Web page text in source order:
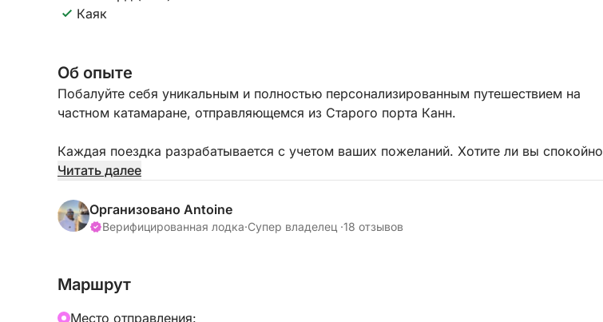
Каяк
Об опыте
Побалуйте себя уникальным и полностью персонализированным путешествием на
частном катамаране, отправляющемся из Старого порта Канн.
Каждая поездка разрабатывается с учетом ваших пожеланий. Хотите ли вы спокойно
поплавать, исследовать укромные бухты или насладиться веселым днем в море –
Отправляйтесь в плавание по бирюзовым водам Французской Ривьеры и ее самым
чтобы предложить вам наилучшие впечатления.
Читать далее
Организовано Antoine
Верифицированная лодка·Супер владелец ·18 отзывов
Маршрут
Mесто отправления: